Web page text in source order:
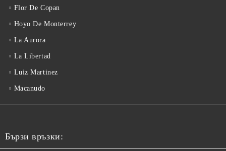
Flor De Copan
Hoyo De Monterrey
La Aurora
La Libertad
Luiz Martinez
Macanudo
Бързи връзки: